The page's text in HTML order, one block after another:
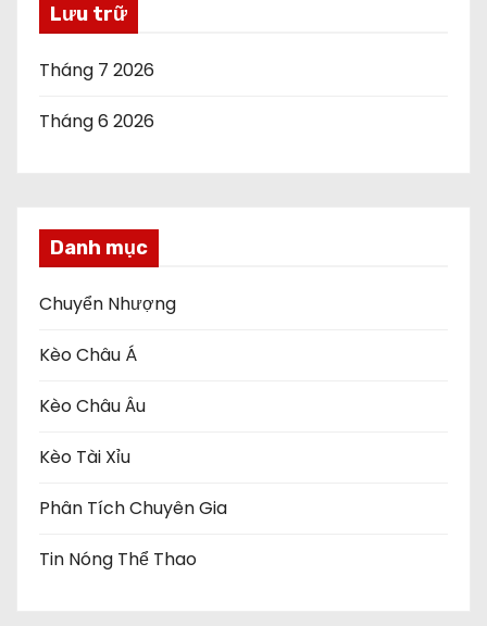
Lưu trữ
Tháng 7 2026
Tháng 6 2026
Danh mục
Chuyển Nhượng
Kèo Châu Á
Kèo Châu Âu
Kèo Tài Xỉu
Phân Tích Chuyên Gia
Tin Nóng Thể Thao